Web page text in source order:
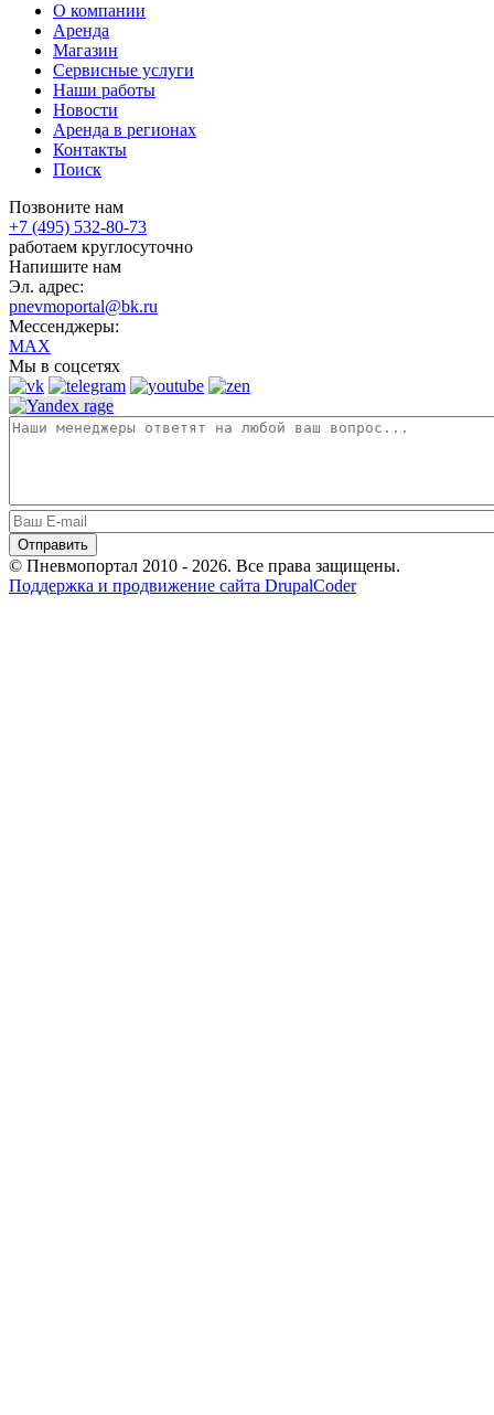
О компании
Аренда
Магазин
Сервисные услуги
Наши работы
Новости
Аренда в регионах
Контакты
Поиск
Позвоните нам
+7 (495) 532-80-73
работаем круглосуточно
Напишите нам
Эл. адрес:
pnevmoportal@bk.ru
Мессенджеры:
MAX
Мы в соцсетях
© Пневмопортал 2010 - 2026. Все права защищены.
Поддержка и продвижение сайта DrupalCoder